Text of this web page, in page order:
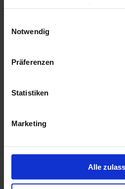
Notwendig
Präferenzen
Statistiken
Marketing
Alle
Mehr zu den digitalen
www.proxora.com/
Strategie, Spenden & ein Baum